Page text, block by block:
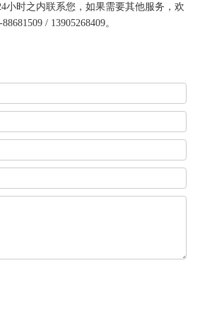
小时之内联系您，如果需要其他服务，欢
/ 13905268409。